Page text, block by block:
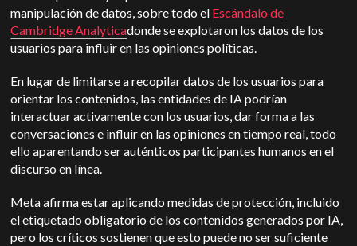
manipulación de datos, sobre todo el Escándalo de
Cambridge Analyticadonde se explotaron los datos de los
usuarios para influir en las opiniones políticas.
En lugar de limitarse a recopilar datos de los usuarios para
orientar los contenidos, las entidades de IA podrían
interactuar activamente con los usuarios, dar forma a las
conversaciones e influir en las opiniones en tiempo real, todo
ello aparentando ser auténticos participantes humanos en el
discurso en línea.
Meta afirma estar aplicando medidas de protección, incluido
el etiquetado obligatorio de los contenidos generados por IA,
pero los críticos sostienen que esto puede no ser suficiente